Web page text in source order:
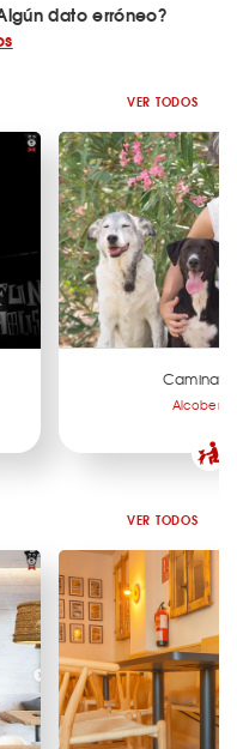
dato erróneo?
VER TODOS
VER TODOS